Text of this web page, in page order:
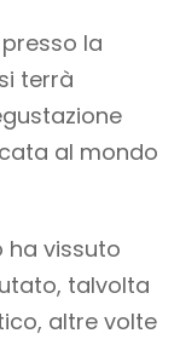
la
terrà
al mondo
ha vissuto
talvolta
altre volte